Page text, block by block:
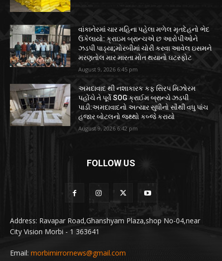
વાંકાનેરમાં ચાર મહિના પહેલા મળેલ મૃતદેહનો ભેદ
ઉકેલાયો: ક્રાઇમ બ્રાન્ચએ છ આરોપીઓને
ઝડપી પાડ્યા;મોરબીમાં ચોરી કરવા આવેલ ઇસમને
મરણતોલ માર મારતા મોત થયાનો ઘટસ્ફોટ
August 9, 2026 6:45 pm
અમદાવાદ થી નશાકારક કફ સિરપ મિઝોરમ
પહોંચે તે પૂર્વે SOG ક્રાઈમ બ્રાન્ચે ઝડપી
પાડી:અમદાવાદનો અત્યાર સુધીનો સૌથી વધુ પાંચ
હજાર બોટલનો જથ્થો કબ્જે કરાયો
August 9, 2026 6:42 pm
FOLLOW US
Address: Ravapar Road,Ghanshyam Plaza,shop No-04,near
City Vision Morbi - 1 363641
Email: morbimirrornews@gmail.com